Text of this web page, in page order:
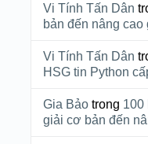
Vi Tính Tấn Dân
bản đến nâng
Vi Tính Tấn Dân
HSG tin Python
Gia Bảotrong 100
giải cơ bản đến